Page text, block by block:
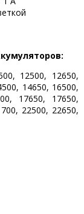
12500, 12650,
14650, 16500,
17650, 17650,
22500, 22650,